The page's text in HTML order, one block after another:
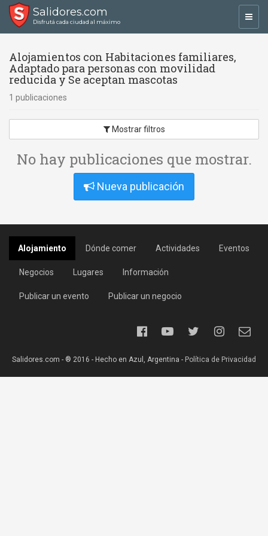
Salidores.com
Disfrutá cada ciudad al máximo
Alojamientos con Habitaciones familiares,
Adaptado para personas con movilidad
reducida y Se aceptan mascotas
1 publicaciones
Mostrar filtros
No hay publicaciones que mostrar.
Nueva publicación
Alojamiento Dónde comer Actividades Eventos
Negocios Lugares Información
Publicar un evento Publicar un negocio
Salidores.com - ® 2016 - Hecho en Azul, Argentina - Política de Privacidad